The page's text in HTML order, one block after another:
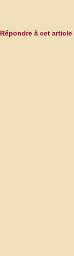
Répondre à cet article